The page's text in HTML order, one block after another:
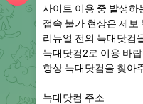
사이트 이용 중 발생하
접속 불가 현상은 제보
리뉴얼 전의 늑대닷컴
늑대닷컴2로 이용 바
항상 늑대닷컴을 찾아
늑대닷컴 주소